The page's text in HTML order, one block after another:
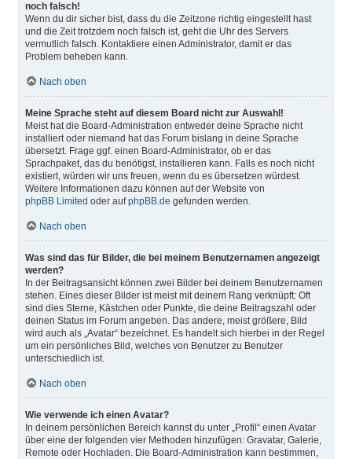
noch falsch!
Wenn du dir sicher bist, dass du die Zeitzone richtig eingestellt hast
und die Zeit trotzdem noch falsch ist, geht die Uhr des Servers
vermutlich falsch. Kontaktiere einen Administrator, damit er das
Problem beheben kann.
Nach oben
Meine Sprache steht auf diesem Board nicht zur Auswahl!
Meist hat die Board-Administration entweder deine Sprache nicht
installiert oder niemand hat das Forum bislang in deine Sprache
übersetzt. Frage ggf. einen Board-Administrator, ob er das
Sprachpaket, das du benötigst, installieren kann. Falls es noch nicht
existiert, würden wir uns freuen, wenn du es übersetzen würdest.
Weitere Informationen dazu können auf der Website von
phpBB Limited oder aufphpBB.de gefunden werden.
Nach oben
Was sind das für Bilder, die bei meinem Benutzernamen angezeigt
werden?
In der Beitragsansicht können zwei Bilder bei deinem Benutzernamen
stehen. Eines dieser Bilder ist meist mit deinem Rang verknüpft: Oft
sind dies Sterne, Kästchen oder Punkte, die deine Beitragszahl oder
deinen Status im Forum angeben. Das andere, meist größere, Bild
wird auch als „Avatar“ bezeichnet. Es handelt sich hierbei in der Regel
um ein persönliches Bild, welches von Benutzer zu Benutzer
unterschiedlich ist.
Nach oben
Wie verwende ich einen Avatar?
In deinem persönlichen Bereich kannst du unter „Profil“ einen Avatar
über eine der folgenden vier Methoden hinzufügen: Gravatar, Galerie,
Remote oder Hochladen. Die Board-Administration kann bestimmen,